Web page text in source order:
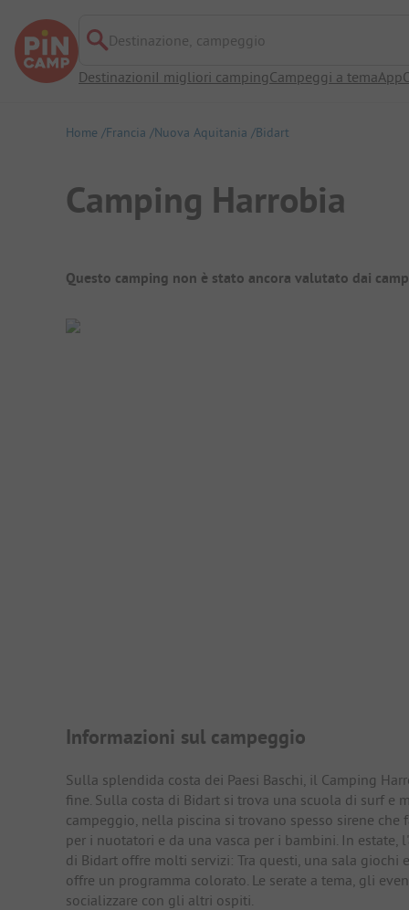
Destinazione, campeggio
DestinazioniI migliori campingCampeggi a temaApp
Home Francia Nuova Aquitania Bidart
Camping Harrobia
Panoramica del campeggio
Questo camping non è stato ancora valutato dai
Presentazione del
Informazioni sul campeggio
Sulla splendida costa dei Paesi Baschi, il Camping
fine. Sulla costa di Bidart si trova una scuola di surf e
campeggio, nella piscina si trovano spesso sirene
per i nuotatori e da una vasca per i bambini. In
di Bidart offre molti servizi: Tra questi, una sala giochi
offre un programma colorato. Le serate a tema, gli
socializzare con gli altri ospiti.